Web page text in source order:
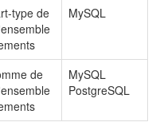
type de
MySQL
de
MySQL
PostgreSQL